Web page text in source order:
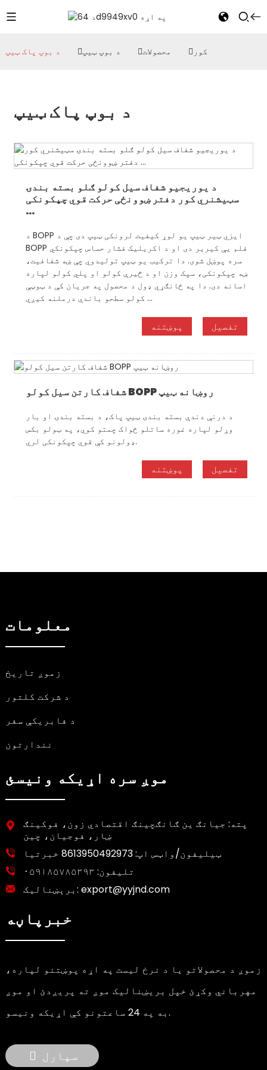
کور محصولات د بوپ ټیپ د بوپ پاک ټیپ
د بوپ پاک ټیپ
د یوریجیو شفاف سیل کولو ګلو بسته بندۍ
سټیشنري کور دفتر ښوونځی حرکت قوي چپکونکی
...
د BOPP ایزي ټیر ټیپ یو لوړ کیفیت لرونکی ټیپ دی چې د
BOPP فلم یې کیریر دی او د اکریلیک فشار حساس چپکونکي
سره پوښل شوی. دا ترکیب یو ټیپ تولیدوي چې ښه شفافیت،
ښه چپکونکی، سپک وزن او د څیرې کولو او پلي کولو لپاره
اسانه دی. دا په ځانګړي ډول د محصول په جریان کې د ټوټې
کولو سطحو باندې درملنه کیږي ...
پوښتنه تفصیل
شفاف کارتن سیل کولو BOPP روښانه ټیپ
د درنې دندې بسته بندۍ ټیپ پاک، د بسته بندۍ او بار
وړلو لپاره غوره ساتلو ځواک چمتو کوي، په ټولو بکس
ډولونو کې قوي چپکونکی لري.
پوښتنه تفصیل
معلومات
زموږ تاریخ
د شرکت کلتور
د فابریکې سفر
نندارتون
موږ سره اړیکه ونیسئ
پته: جیانګ ین ګانګچینګ اقتصادي زون، فوکینګ
ښار، فوجیان، چین
ټیلیفون/واټس اپ:8613950492973 خبرتیا
تلیفون:
برېښنالیک: export@yyjnd.com
خبرپاڼه
زموږ د محصولاتو یا د نرخ لیست په اړه پوښتنو لپاره،
مهرباني وکړئ خپل بریښنالیک موږ ته پریږدئ او موږ
به په 24 ساعتونو کې اړیکه ونیسو.
سپارل